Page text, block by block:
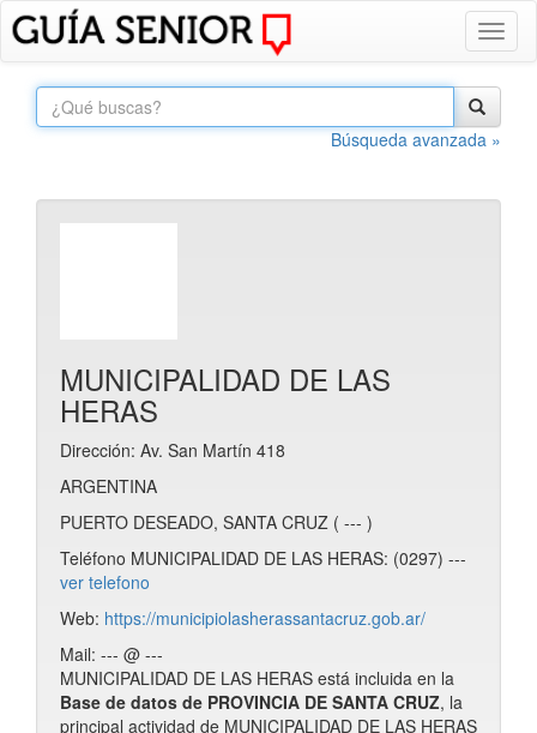
Búsqueda avanzada »
MUNICIPALIDAD DE LAS
HERAS
Dirección: Av. San Martín 418
ARGENTINA
PUERTO DESEADO, SANTA CRUZ ( --- )
Teléfono MUNICIPALIDAD DE LAS HERAS: (0297) ---
ver telefono
Web: https://municipiolasherassantacruz.gob.ar/
Mail: --- @ ---
MUNICIPALIDAD DE LAS HERAS está incluida en la
Base de datos de PROVINCIA DE SANTA CRUZ, la
principal actividad de MUNICIPALIDAD DE LAS HERAS